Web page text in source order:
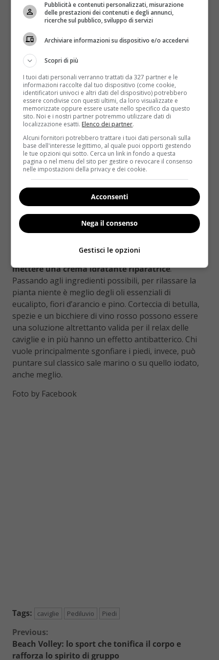
soprattutto efficace.
Ma c’è pediluvio e pediluvio: rilassante, detossinante,
rivitalizzante, energizzante e perfino anti-batterico.
La differenza la fanno gli ingredienti disciolti
nell’acqua e la temperatura della stessa
tutto, però, bisogna ricordare che si tratta di un
momento di relax e che per renderlo pienamente
efficace ci vuol tempo. Iniziamo quindi con delle
semplici regole che sarebbe meglio seguire quando
si sta preparando un bagnetto per i nostri poveri
immergere subito i piedi: occorre lasciare che i
principi attivi degli ingredienti scelti liberino i propri
vapori e restino un po’ in infusione. In piùaiutare la
circolazione con un leggero massaggio non
guasterebbe.
Inutile poi farlo durare meno di 10 minuti, perché
gli effetti si iniziano a sentire dopo quel lasso di
tempo. Non esagerate però: oltre i 20 minuti
sarebbe controproducente. Dopo aver finito,
asciugare i piedi con una salvietta morbida e
mettere una crema idratante riparatrice.
Passando agli ingredienti possibili, per rilassare la
pianta niente è meglio degli oli essenziali di
eucalipto, fiori d’arancio e pino. Corteccia di betulla,
spezie e un bicchiere di vino rosso possono essere
una soluzione altrettanto valida per il relax delle
caviglie e in più hanno un effetto antibatterico. Chi
vuole principalmente sgonfiare i piedi, invece, può
puntare sul classico sale marino o su quello iodato,
anche meglio.
Foto by Facebook
Tags: caviglie Pediluvio Piedi
Continue
Reading
Previous:
Beach Volley: lo sport che tonifica il corpo e
rafforza lo spirito di gruppo
Pubblicità e contenuti personalizzati, misurazione
delle prestazioni dei contenuti e degli annunci,
ricerche sul pubblico, sviluppo di servizi
Archiviare informazioni su dispositivo e/o accedervi
Scopri di più
I tuoi dati personali verranno trattati da 327 partner e le
informazioni raccolte dal tuo dispositivo (come cookie,
identificatori univoci e altri dati del dispositivo) potrebbero
essere condivise con questi ultimi, da loro visualizzate e
memorizzate oppure essere usate nello specifico da questo
sito. Noi e i nostri partner potremmo utilizzare dati di
localizzazione esatti. Elenco dei partner.
Alcuni fornitori potrebbero trattare i tuoi dati personali sulla
base dell'interesse legittimo, al quale puoi opporti gestendo
le tue opzioni qui sotto. Cerca un link in fondo a questa
pagina o nel menu del sito per gestire o revocare il consenso
nelle impostazioni della privacy e dei cookie.
Acconsenti
Nega il consenso
Gestisci le opzioni